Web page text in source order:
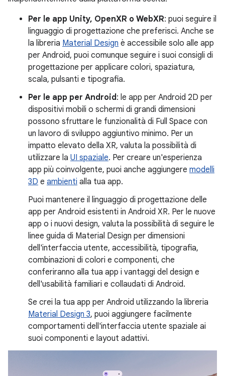
Per le app Unity, OpenXR o WebXR: puoi seguire il
linguaggio di progettazione che preferisci. Anche se
la libreria Material Design è accessibile solo alle app
per Android, puoi comunque seguire i suoi consigli di
progettazione per applicare colori, spaziatura,
scala, pulsanti e tipografia.
Per le app per Android: le app per Android 2D per
dispositivi mobili o schermi di grandi dimensioni
possono sfruttare le funzionalità di Full Space con
un lavoro di sviluppo aggiuntivo minimo. Per un
impatto elevato della XR, valuta la possibilità di
utilizzare la UI spaziale. Per creare un'esperienza
app più coinvolgente, puoi anche aggiungere modelli
3D e ambienti alla tua app.
Puoi mantenere il linguaggio di progettazione delle
app per Android esistenti in Android XR. Per le nuove
app o i nuovi design, valuta la possibilità di seguire le
linee guida di Material Design per dimensioni
dell'interfaccia utente, accessibilità, tipografia,
combinazioni di colori e componenti, che
conferiranno alla tua app i vantaggi del design e
dell'usabilità familiari e collaudati di Android.
Se crei la tua app per Android utilizzando la libreria
Material Design 3, puoi aggiungere facilmente
comportamenti dell'interfaccia utente spaziale ai
suoi componenti e layout adattivi.